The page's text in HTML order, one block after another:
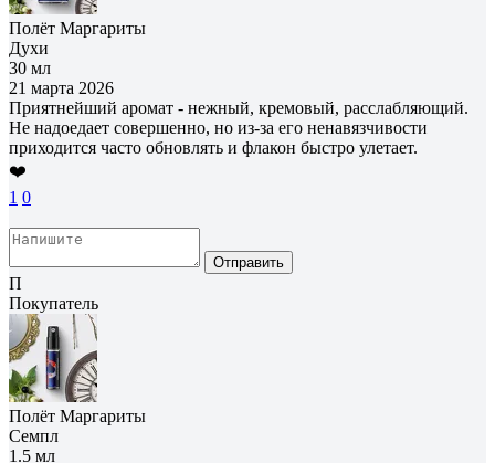
Полёт Маргариты
Духи
30 мл
21 марта 2026
Приятнейший аромат - нежный, кремовый, расслабляющий.
Не надоедает совершенно, но из-за его ненавязчивости
приходится часто обновлять и флакон быстро улетает.
❤️
1 0
Отправить
П
Покупатель
Полёт Маргариты
Семпл
1.5 мл